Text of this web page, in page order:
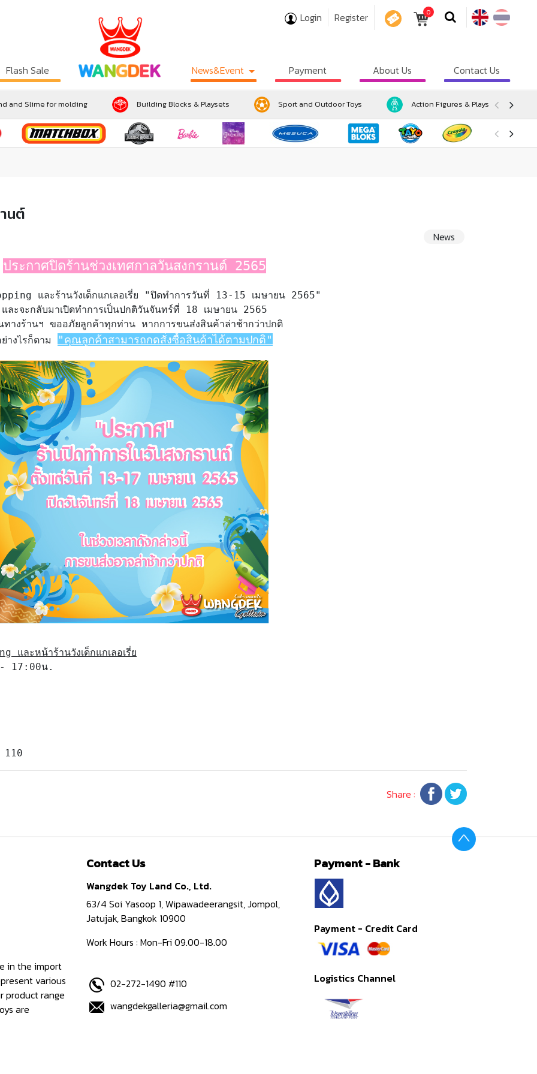
Login Register 0
Flash Sale News&Event Payment About Us Contact Us
and Slime for molding Building Blocks & Playsets Sport and Outdoor Toys Action Figures & Playsets
นต์
News
และร้านวังเด็กแกเลอเรี่ย "ปิดทำการวันที่ 13-15 เมษายน 2565"
และจะกลับมาเปิดทำการเป็นปกติวันจันทร์ที่ 18 เมษายน 2565
ทางร้านฯ ขออภัยลูกค้าทุกท่าน หากการขนส่งสินค้าล่าช้ากว่าปกติ
ย่างไรก็ตาม
"คุณลูกค้าสามารถกดสั่งซื้อสินค้าได้ตามปกติ"
และหน้าร้านวังเด็กแกเลอเรี่ย
- 17:00น.
Share :
in the import
various
product range
are
Contact Us
Wangdek Toy Land Co., Ltd.
63/4 Soi Yasoop 1, Wipawadeerangsit, Jompol,
Jatujak, Bangkok 10900
Work Hours : Mon-Fri 09.00-18.00
02-272-1490 #110
wangdekgalleria@gmail.com
Payment - Bank
Payment - Credit Card
Logistics Channel